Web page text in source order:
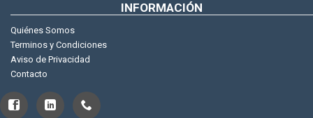
INFORMACIÓN
Quiénes Somos
Terminos y Condiciones
Aviso de Privacidad
Contacto